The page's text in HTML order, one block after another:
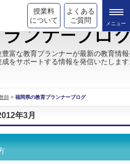
授業料
について
よくある
ご質問
富な教育プランナーが最新の教育情
をサポートする情報を発信いたしま
師 > 福岡県の教育プランナーブログ
年3月